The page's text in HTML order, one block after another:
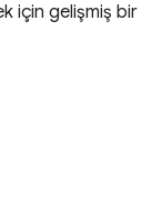
için gelişmiş bir